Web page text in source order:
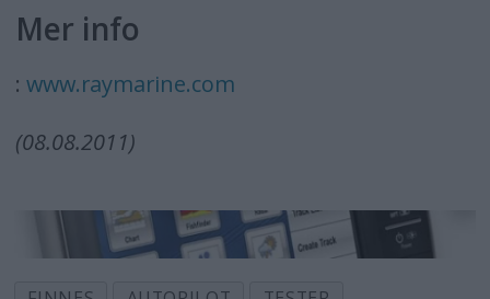
Mer info
: www.raymarine.com
(08.08.2011)